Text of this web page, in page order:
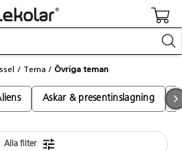
Tema Övriga teman
Askar & presentinslagning
Alla filter